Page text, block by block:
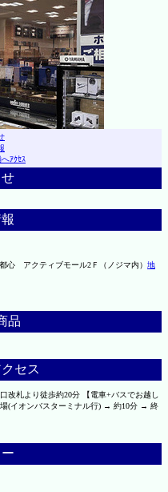
へｱｸｾｽ
心 アクティブモール2Ｆ（ノジマ内） 地
品
セス
改札より徒歩約20分 【電車+バスでお越し
(イオンバスターミナル行) → 約10分 → 終